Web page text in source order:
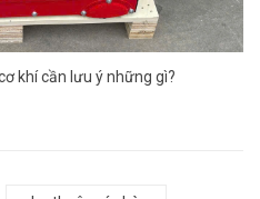
khí cần lưu ý những gì?